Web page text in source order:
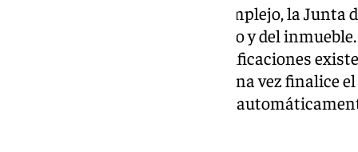
Pese a la gestión privada del complejo, la
momento la titularidad del suelo y del
la propiedad temporal de las edificaciones
construcciones que acometa. Una vez finalice
años, todo lo edificado revertirá